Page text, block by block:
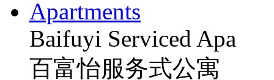
Baifuyi Serviced Apa
百富怡服务式公寓